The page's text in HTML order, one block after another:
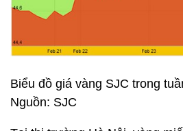
Biểu đồ giá vàng SJC trong
Nguồn: SJC